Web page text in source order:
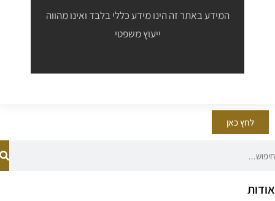
המידע באתר זה הינו מידע כללי בלבד ואינו מהווה
ייעוץ משפטי
לחץ כאן
אודות